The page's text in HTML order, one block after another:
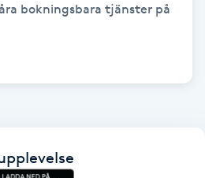
bokningsbara tjänster på